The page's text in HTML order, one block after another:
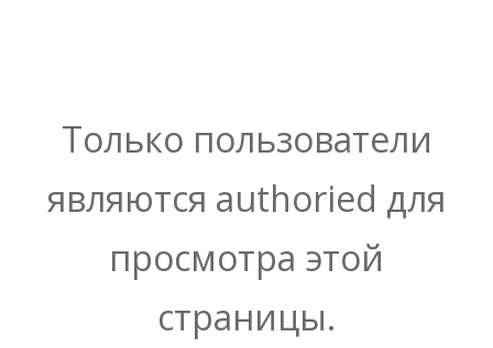
Только пользователи
являются authoried для
просмотра этой
страницы.